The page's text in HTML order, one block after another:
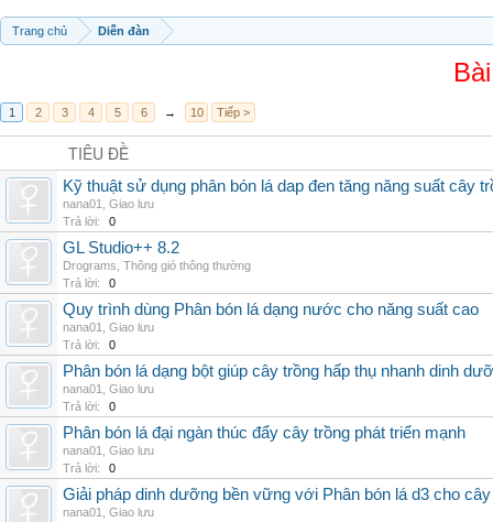
Trang chủ Diễn đàn
1 2 3 4 5 6 → 10 Tiếp >
TIÊU ĐỀ
Kỹ thuật sử dụng phân bón lá dap đen tăng năng suất cây
nana01
Giao lưu
Trả lời:
0
GL Studio++ 8.2
Drograms Thông gió thông thường
Trả lời:
0
Quy trình dùng Phân bón lá dạng nước cho năng suất cao
nana01
Giao lưu
Trả lời:
0
Phân bón lá dạng bột giúp cây trồng hấp thụ nhanh dinh
nana01
Giao lưu
Trả lời:
0
Phân bón lá đại ngàn thúc đẩy cây trồng phát triển mạnh
nana01
Giao lưu
Trả lời:
0
Giải pháp dinh dưỡng bền vững với Phân bón lá d3 cho cây
nana01
Giao lưu